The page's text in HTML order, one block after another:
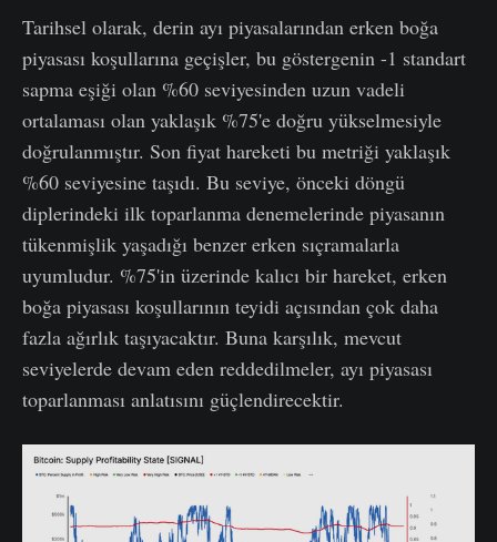
Tarihsel olarak, derin ayı piyasalarından erken boğa
piyasası koşullarına geçişler, bu göstergenin -1 standart
sapma eşiği olan %60 seviyesinden uzun vadeli
ortalaması olan yaklaşık %75'e doğru yükselmesiyle
doğrulanmıştır. Son fiyat hareketi bu metriği yaklaşık
%60 seviyesine taşıdı. Bu seviye, önceki döngü
diplerindeki ilk toparlanma denemelerinde piyasanın
tükenmişlik yaşadığı benzer erken sıçramalarla
uyumludur. %75'in üzerinde kalıcı bir hareket, erken
boğa piyasası koşullarının teyidi açısından çok daha
fazla ağırlık taşıyacaktır. Buna karşılık, mevcut
seviyelerde devam eden reddedilmeler, ayı piyasası
toparlanması anlatısını güçlendirecektir.